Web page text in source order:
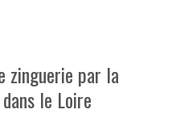
zinguerie par la
le Loire